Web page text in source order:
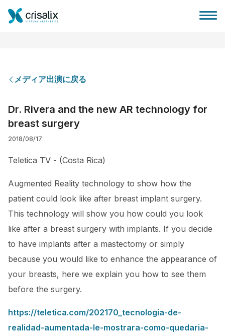
3Dビジネスプラットフォーム
サブスクリプションプラン
患者様のレビュー
メディア出演に戻る
Dr. Rivera and the new AR technology for
breast surgery
2018/08/17
Teletica TV - (Costa Rica)
Augmented Reality technology to show how the
patient could look like after breast implant surgery.
This technology will show you how could you look
like after a breast surgery with implants. If you decide
to have implants after a mastectomy or simply
because you would like to enhance the appearance of
your breasts, here we explain you how to see them
before the surgery.
https://teletica.com/202170_tecnologia-de-
realidad-aumentada-le-mostrara-como-quedaria-